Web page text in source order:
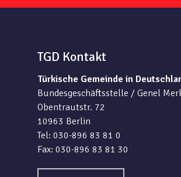
TGD Kontakt
Türkische Gemeinde in
Bundesgeschäftsstelle / Genel
Obentrautstr. 72
10963 Berlin
Tel: 030-896 83 81 0
Fax: 030-896 83 81 30